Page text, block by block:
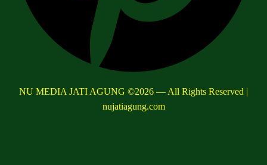
NU MEDIA JATI AGUNG ©2026 — All Rights Reserved |
nujatiagung.com